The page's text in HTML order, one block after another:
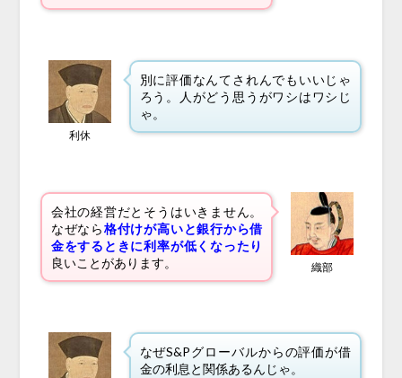
利休
別に評価なんてされんでもいいじゃ
ろう。人がどう思うがワシはワシじ
ゃ。
会社の経営だとそうはいきません。
なぜなら格付けが高いと銀行から借
金をするときに利率が低くなったり
良いことがあります。
織部
なぜS&Pグローバルからの評価が借
金の利息と関係あるんじゃ。